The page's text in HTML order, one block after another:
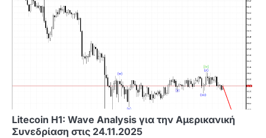
Litecoin H1: Wave Analysis για την Αμερικανική
Συνεδρίαση στις 24.11.2025